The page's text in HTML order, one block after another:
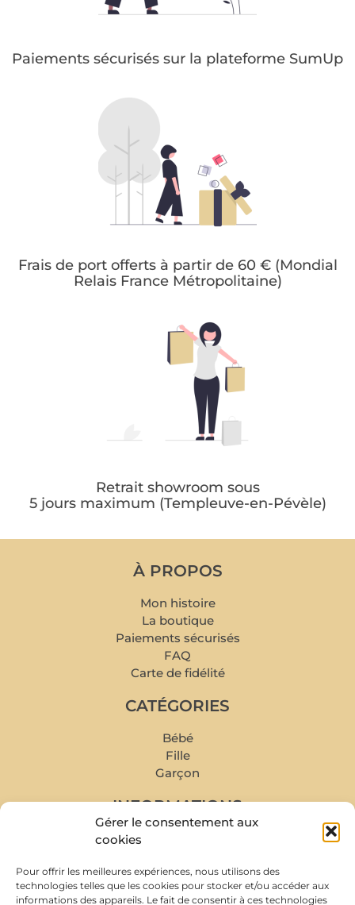
Gérer le consentement aux
cookies
Pour offrir les meilleures expériences, nous utilisons des
technologies telles que les cookies pour stocker et/ou accéder aux
informations des appareils. Le fait de consentir à ces technologies
Paiements sécurisés sur la plateforme SumUp
Frais de port offerts à partir de 60 € (Mondial
Relais France Métropolitaine)
Retrait showroom sous
5 jours maximum (Templeuve-en-Pévèle)
À PROPOS
Mon histoire
La boutique
Paiements sécurisés
FAQ
Carte de fidélité
CATÉGORIES
Bébé
Fille
Garçon
INFORMATIONS
Mon compte
Livraison et retour
Prise de rendez-vous